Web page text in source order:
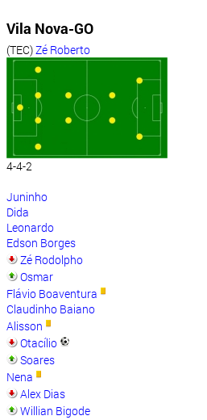
Vila Nova-GO
(TEC)Zé Roberto
4-4-2
Juninho
Dida
Leonardo
Edson Borges
Zé Rodolpho
Osmar
Flávio Boaventura
Claudinho Baiano
Alisson
Otacílio
Soares
Nena
Alex Dias
Willian Bigode